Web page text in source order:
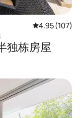
平均评分 4.95
4.95 (107)
独栋房屋